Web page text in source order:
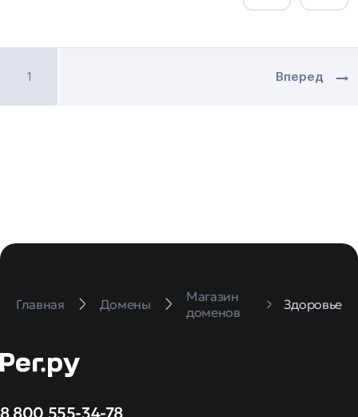
1 Вперед
Главная Домены
Магазин
доменов
Здоровье